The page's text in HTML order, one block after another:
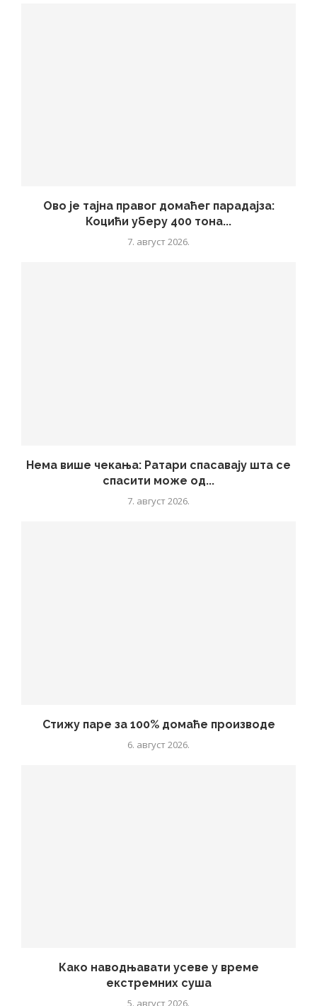
Ово је тајна правог домаћег парадајза:
Коцићи уберу 400 тона...
7. август 2026.
Нема више чекања: Ратари спасавају шта се
спасити може од...
7. август 2026.
Стижу паре за 100% домаће производе
6. август 2026.
Како наводњавати усеве у време
екстремних суша